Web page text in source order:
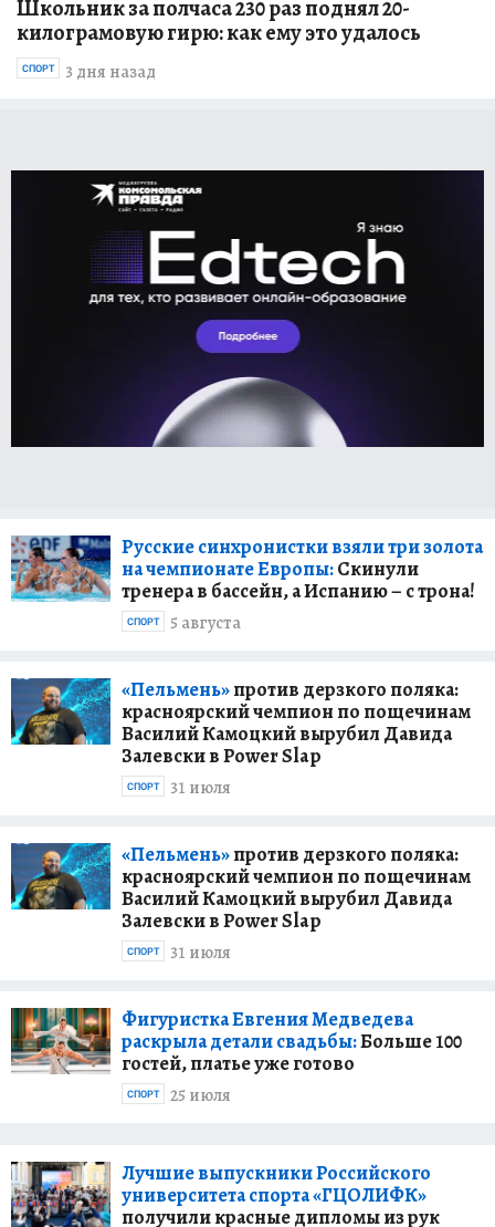
Школьник за полчаса 230 раз поднял 20-
килограмовую гирю: как ему это удалось
3 дня назад
СПОРТ
Русские синхронистки взяли три золота
на чемпионате Европы:Скинули
тренера в бассейн, а Испанию – с трона!
5 августа
СПОРТ
«Пельмень»против дерзкого поляка:
красноярский чемпион по пощечинам
Василий Камоцкий вырубил Давида
Залевски в Power Slap
31 июля
СПОРТ
«Пельмень»против дерзкого поляка:
красноярский чемпион по пощечинам
Василий Камоцкий вырубил Давида
Залевски в Power Slap
31 июля
СПОРТ
Фигуристка Евгения Медведева
раскрыла детали свадьбы:Больше 100
гостей, платье уже готово
25 июля
СПОРТ
Лучшие выпускники Российского
университета спорта «ГЦОЛИФК»
получили красные дипломы из рук